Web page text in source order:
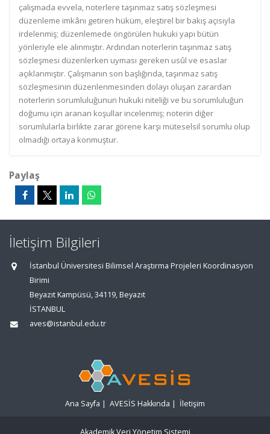
çalışmada evvela, noterlere taşınmaz satış sözleşmesi
düzenleme imkânı getiren hüküm, eleştirel bir bakış açısıyla
irdelenmiş; düzenlemede öngörülen hukuki yapı bütün
yönleriyle ele alınmıştır. Ardından noterlerin taşınmaz satış
sözleşmesi düzenlerken uyması gereken usûl ve esaslar
açıklanmıştır. Çalışmanın son başlığında, taşınmaz satış
sözleşmesinin düzenlenmesinden dolayı oluşan zarardan
noterlerin sorumluluğunun hukuki niteliği ve bu sorumluluğun
doğumu için aranan koşullar incelenmiş; noterin diğer
sorumlularla birlikte zarar görene karşı müteselsil sorumlu olup
olmadığı ortaya konmuştur.
Paylaş
İletişim Bilgileri
İstanbul Üniversitesi Bilimsel Araştırma Projeleri Koordinasyon
Birimi
Beyazıt Kampüsü, 34119, Beyazıt
İSTANBUL
aves@istanbul.edu.tr
Ana Sayfa | AVESİS Hakkında | İletişim
Akademik Veri Yönetim Sistemi